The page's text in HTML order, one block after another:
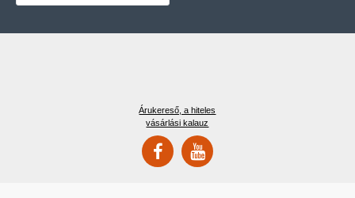
Árukereső, a hiteles
vásárlási kalauz